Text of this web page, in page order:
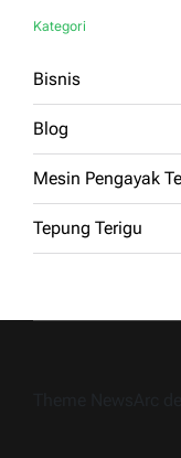
Kategori
Bisnis
Blog
Mesin Pengayak
Tepung Terigu